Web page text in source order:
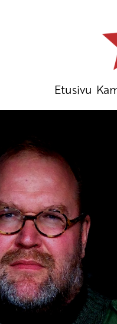
Etusivu